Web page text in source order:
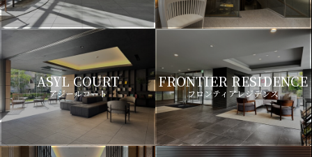
ASYL COURT
アジールコート
FRONTIER RESIDENCE
フロンティアレジデンス